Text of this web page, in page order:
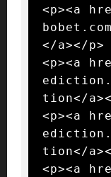
<p><a
</a></p>
<p><a
tion</
<p><a
tion</
<p><a